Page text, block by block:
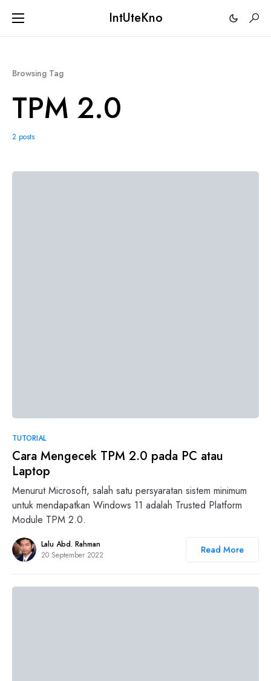
IntUteKno
Browsing Tag
TPM 2.0
2 posts
TUTORIAL
Cara Mengecek TPM 2.0 pada PC atau
Laptop
Menurut Microsoft, salah satu persyaratan sistem minimum
untuk mendapatkan Windows 11 adalah Trusted Platform
Module TPM 2.0.
Lalu Abd. Rahman
20 September 2022
Read More